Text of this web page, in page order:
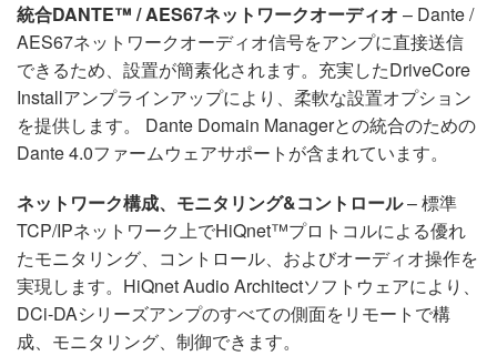
統合DANTE™ / AES67ネットワークオーディオ – Dante /
AES67ネットワークオーディオ信号をアンプに直接送信
できるため、設置が簡素化されます。充実したDriveCore
Installアンプラインアップにより、柔軟な設置オプション
を提供します。 Dante Domain Managerとの統合のための
Dante 4.0ファームウェアサポートが含まれています。
ネットワーク構成、モニタリング&コントロール– 標準
TCP/IPネットワーク上でHiQnet™プロトコルによる優れ
たモニタリング、コントロール、およびオーディオ操作を
実現します。HiQnet Audio Architectソフトウェアにより、
DCi-DAシリーズアンプのすべての側面をリモートで構
成、モニタリング、制御できます。